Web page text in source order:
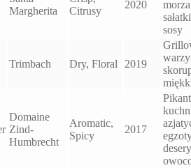
Margherita
Citrusy
2020
sosy
Trimbach Dry, Floral 2019
Domaine
Zind-
Humbrecht
Aromatic,
Spicy
2017
desery